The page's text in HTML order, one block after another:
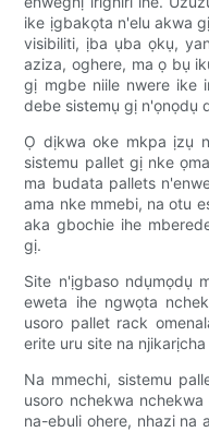
ike ịgbakọta n'elu akwa
visibiliti, ịba ụba ọkụ,
aziza, oghere, ma ọ bụ
gị mgbe niile nwere ike
debe sistemụ gị n'ọnọdụ
Ọ dịkwa oke mkpa ịzụ
sistemu pallet gị nke
ma budata pallets
ama nke mmebi, na otu
aka gbochie ihe
gị.
Site n'ịgbaso ndụmọdụ
eweta ihe ngwọta
usoro pallet rack
erite uru site na
Na mmechi, sistemu
usoro nchekwa
na-ebuli ohere, nhazi na